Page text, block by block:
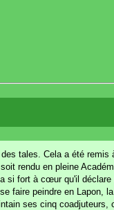
tales. Cela a été remis
rendu en pleine
si fort à cœur qu'il déclare
faire peindre en Lapon,
ses cinq coadjuteurs,